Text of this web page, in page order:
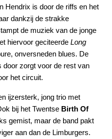
Hendrix is door de riffs en het
dankzij de strakke
de muziek van de jonge
hiervoor geciteerde Long
onversneden blues. De
door zorgt voor de rest van
het circuit.
ijzersterk, jong trio met
bij het Twentse Birth Of
gemist, maar de band pakt
aan dan de Limburgers.